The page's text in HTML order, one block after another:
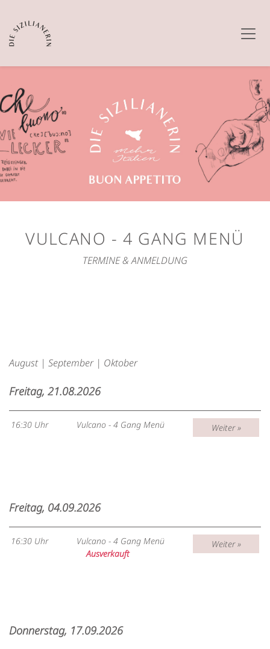
VULCANO - 4 GANG MENÜ
TERMINE & ANMELDUNG
August | September | Oktober
Freitag, 21.08.2026
16:30 Uhr Vulcano - 4 Gang Menü Weiter »
Freitag, 04.09.2026
16:30 Uhr
Vulcano - 4 Gang Menü
Ausverkauft
Weiter »
Donnerstag, 17.09.2026